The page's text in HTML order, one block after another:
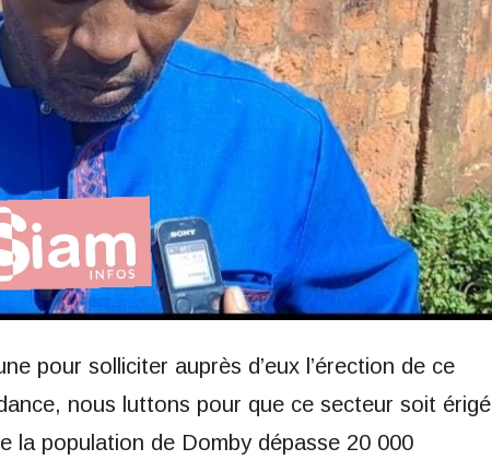
pour solliciter auprès d’eux l’érection de ce
nous luttons pour que ce secteur soit érigé
la population de Domby dépasse 20 000